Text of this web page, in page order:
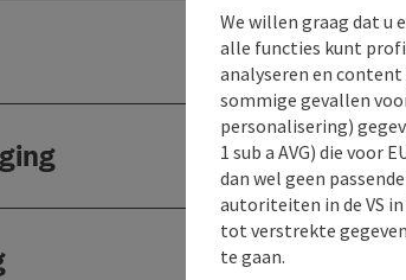
We willen graag dat u
alle functies kunt
analyseren en content
sommige gevallen
personalisering)
1 sub a AVG) die voor
dan wel geen
autoriteiten in de VS
tot verstrekte
te gaan.